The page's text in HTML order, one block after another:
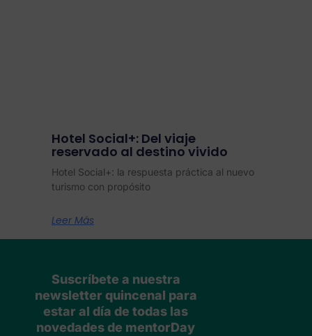
Hotel Social+: Del viaje
reservado al destino vivido
Hotel Social+: la respuesta práctica al nuevo
turismo con propósito
Leer Más
Suscríbete a nuestra
newsletter quincenal para
estar al día de todas las
novedades de mentorDay